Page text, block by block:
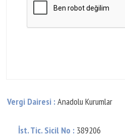
Vergi Dairesi :Anadolu Kurumlar
İst. Tic. Sicil No : 389206